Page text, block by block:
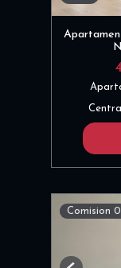
Comision